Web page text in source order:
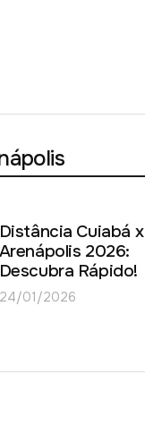
Distância Cuiabá x
Arenápolis 2026:
Descubra Rápido!
24/01/2026